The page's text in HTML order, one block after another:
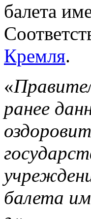
балета
Кремля.
«
ранее
балета